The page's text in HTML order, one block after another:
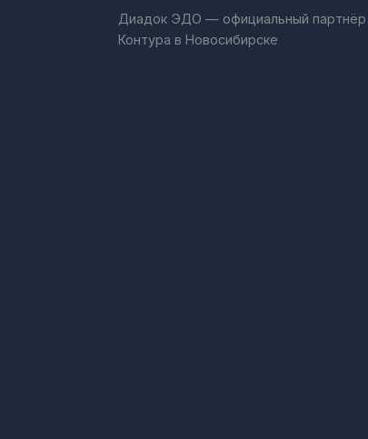
Диадок ЭДО — официальный партнёр
Контура в Новосибирске